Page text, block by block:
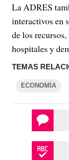
La ADRES
interactivos en
de los
hospitales y
TEMAS
ECONOMÍA